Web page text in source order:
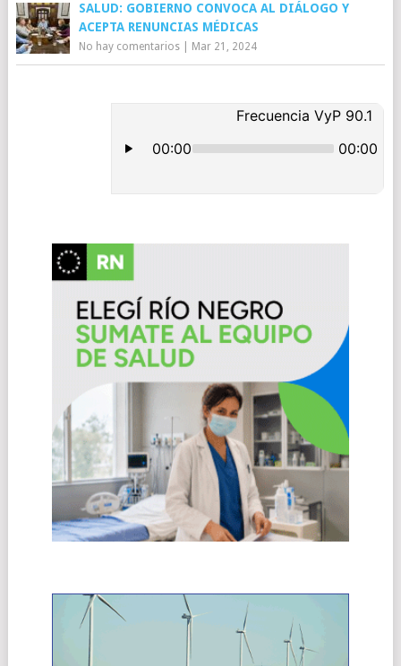
SALUD: GOBIERNO CONVOCA AL DIÁLOGO Y
ACEPTA RENUNCIAS MÉDICAS
No hay comentarios| Mar 21, 2024